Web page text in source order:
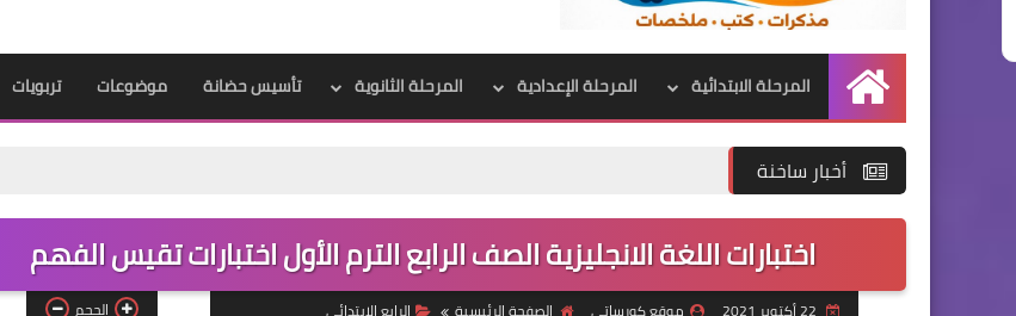
الرئيسية
المرحلة الابتدائية المرحلة الإعدادية المرحلة الثانوية تأسيس حضانة موضوعات تربويات
أخبار ساخنة
اختبارات اللغة الانجليزية الصف الرابع الترم الأول اختبارات تقيس الفهم
موقع كورساتي الحجم